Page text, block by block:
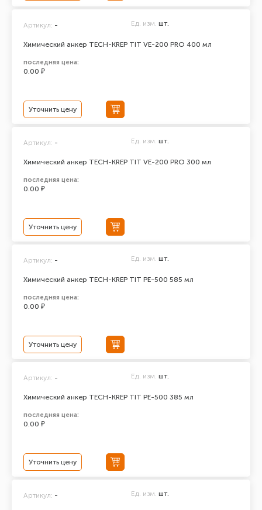
Химический анкер TECH-KREP TIT VE-200 PRO 400 мл
Артикул: - Ед. изм. шт.
последняя цена:
0.00 ₽
Уточнить цену
Химический анкер TECH-KREP TIT VE-200 PRO 300 мл
Артикул: - Ед. изм. шт.
последняя цена:
0.00 ₽
Уточнить цену
Химический анкер TECH-KREP TIT PE-500 585 мл
Артикул: - Ед. изм. шт.
последняя цена:
0.00 ₽
Уточнить цену
Химический анкер TECH-KREP TIT PE-500 385 мл
Артикул: - Ед. изм. шт.
последняя цена:
0.00 ₽
Уточнить цену
Артикул: - Ед. изм. шт.